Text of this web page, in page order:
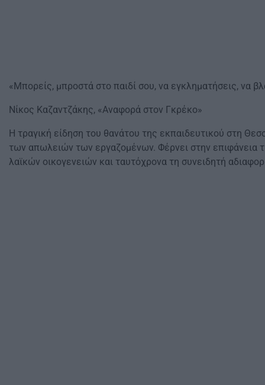
«Μπορείς, μπροστά στο παιδί σου, να εγκληματήσεις, να
Νίκος Καζαντζάκης, «Αναφορά στον Γκρέκο»
Η τραγική είδηση του θανάτου της εκπαιδευτικού στη
των απωλειών των εργαζομένων. Φέρνει στην επιφάνεια
λαϊκών οικογενειών και ταυτόχρονα τη συνειδητή